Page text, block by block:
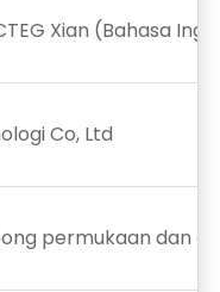
Xian (Bahasa
Co, Ltd
permukaan dan